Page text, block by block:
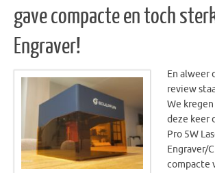
gave compacte en toch
Engraver!
En alweer
review
We
deze keer
Pro 5W
Engraver/
compacte